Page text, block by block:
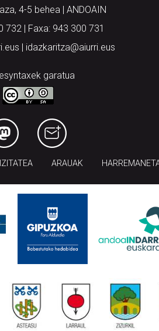
4-5 behea | ANDOAIN
732 | Faxa: 943 300 731
| idazkaritza@aiurri.eus
garatua
ARAUAK